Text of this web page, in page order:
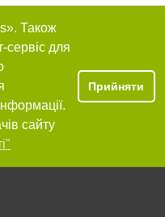
Також
сервіс для
сайту
Прийняти